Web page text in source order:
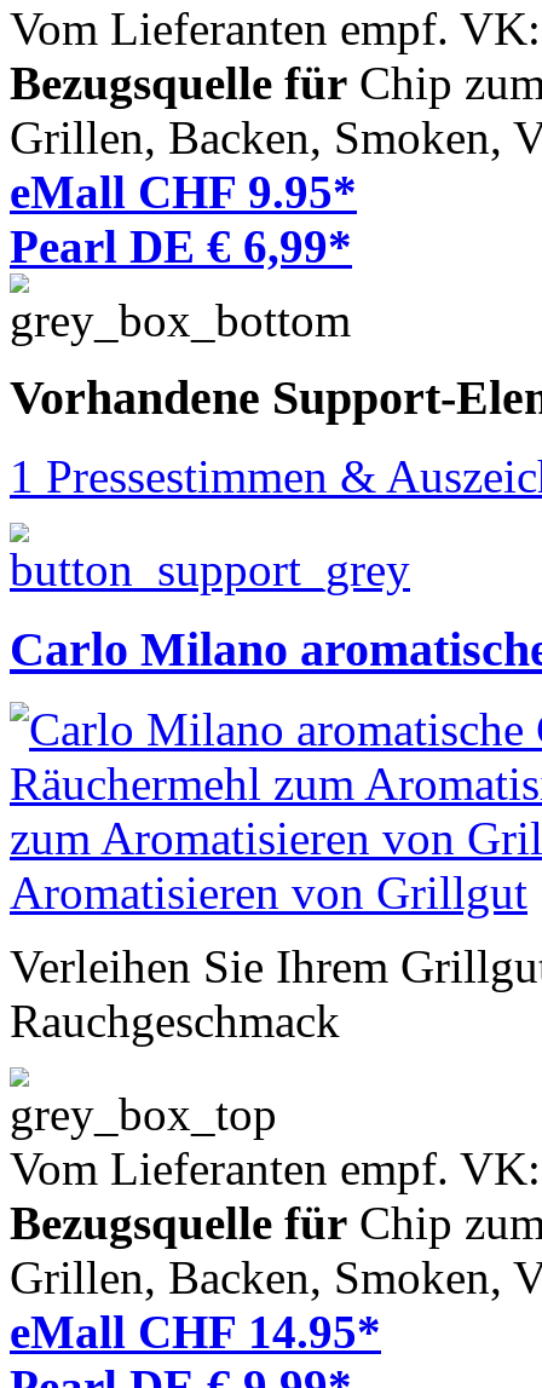
Vom Lieferanten empf.
Bezugsquelle für Chip
Grillen, Backen, Smoken,
eMall CHF 9.95*
Pearl DE € 6,99*
Vorhandene Support-
1 Pressestimmen &
Carlo Milano
Verleihen Sie Ihrem
Rauchgeschmack
Vom Lieferanten empf.
Bezugsquelle für Chip
Grillen, Backen, Smoken,
eMall CHF 14.95*